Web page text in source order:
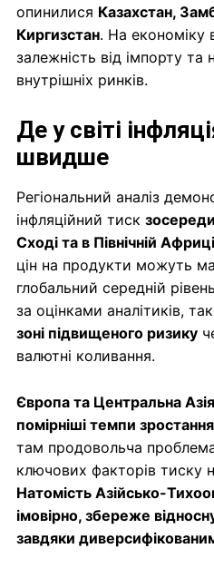
опинилися Казахстан,
Киргизстан. На економіку
залежність від імпорту та
внутрішніх ринків.
Де у світі
швидше
Регіональний аналіз
інфляційний тиск
Сході та в Північній Африці
цін на продукти можуть
глобальний середній
за оцінками аналітиків,
зоні підвищеного ризику
валютні коливання.
Європа та Центральна
помірніші темпи зростання
там продовольча
ключових факторів тиску
Натомість Азійсько-
імовірно, збереже
завдяки